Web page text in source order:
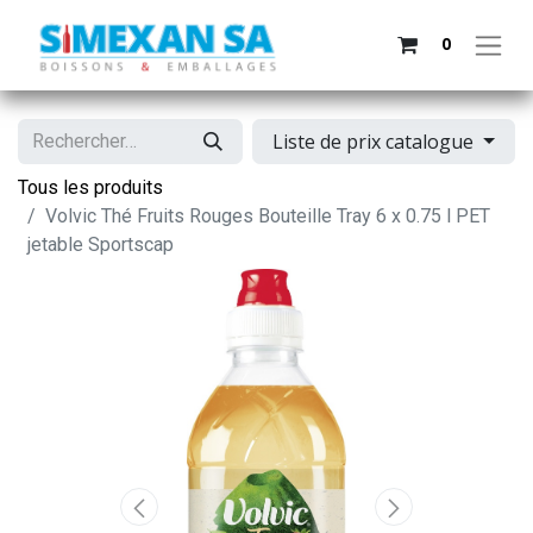
0
Liste de prix catalogue
Tous les produits
Volvic Thé Fruits Rouges Bouteille Tray 6 x 0.75 l PET
jetable Sportscap